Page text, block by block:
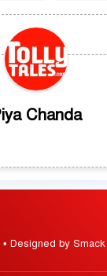
Chanda
Designed by